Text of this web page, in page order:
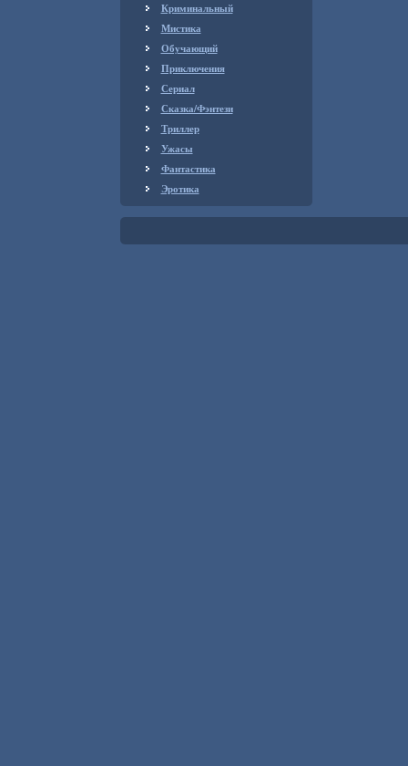
Криминальный
Мистика
Обучающий
Приключения
Сериал
Сказка/Фэнтези
Триллер
Ужасы
Фантастика
Эротика